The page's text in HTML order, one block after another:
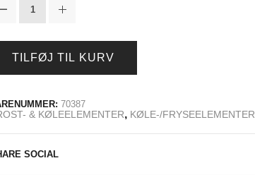
TILFØJ TIL KURV
70387
& KØLEELEMENTER, KØLE-/FRYSEELEMENTER
SOCIAL